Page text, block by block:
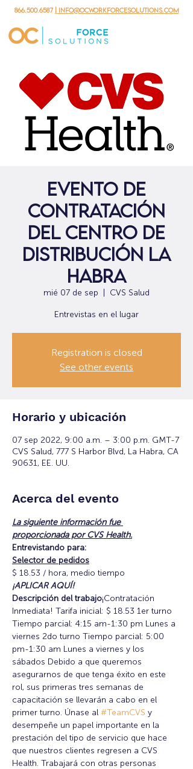
866.500.6587 | info@ocworkforcesolutions.com
Evento de
Contratación
del Centro de
Distribución La
Habra
mié 07 de sep CVS Salud
Entrevistas en el lugar
Registration is closed
See other events
Horario y ubicación
07 sep 2022, 9:00 a.m. – 3:00 p.m. GMT-7
CVS Salud, 777 S Harbor Blvd, La Habra, CA
90631, EE. UU.
Acerca del evento
La siguiente información fue
proporcionada por CVS Health.
Entrevistando para:
Selector de pedidos
$ 18.53 / hora, medio tiempo
¡APLICAR AQUÍ!
Descripción del trabajo¡Contratación
Inmediata! Tarifa inicial: $ 18.53 1er turno
Tiempo parcial: 4:15 am-1:30 pm Lunes a
viernes 2do turno Tiempo parcial: 5:00
pm-1:30 am Lunes a viernes y los
sábados Debido a que queremos
asegurarnos de que tenga éxito en este
rol, sus primeras tres semanas de
capacitación se llevarán a cabo en el
primer turno. Únase al #TeamCVS y
desempeñe un papel importante en la
prestación del tipo de servicio que hace
que nuestros clientes regresen a CVS
Health. Trabajará con otras personas